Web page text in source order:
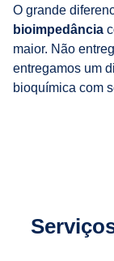
O grande
bioimpedância
maior. Não
entregamos um
bioquímica com